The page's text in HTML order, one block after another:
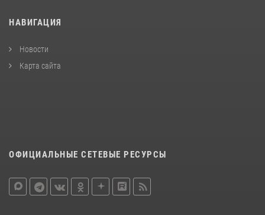
НАВИГАЦИЯ
Новости
Карта сайта
ОФИЦИАЛЬНЫЕ СЕТЕВЫЕ РЕСУРСЫ